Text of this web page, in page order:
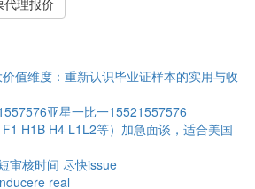
代理报价
值维度：重新认识毕业证样本的实用与收
亚星一比一15521557576
H1B H4 L1L2等）加急面谈，适合美国
审核时间 尽快issue
real